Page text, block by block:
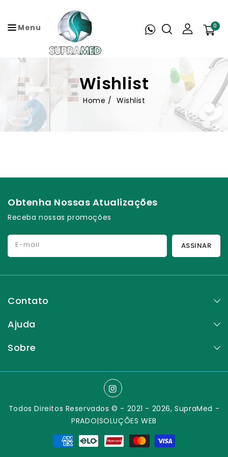
Menu 0
Wishlist
Home Wishlist
Obtenha Nossas Atualizações
Receba nossas promoções
E-mail ASSINAR
Contato
Ajuda
Sobre
Instagram
Todos Direitos Reservados © - 2021 - 2026,SupraMed -
PRADO|SOLUÇÕES WEB